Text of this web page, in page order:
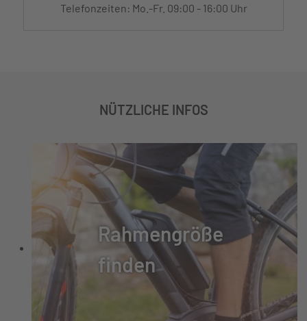
Telefonzeiten: Mo.-Fr. 09:00 - 16:00 Uhr
NÜTZLICHE INFOS
Rahmengröße
finden